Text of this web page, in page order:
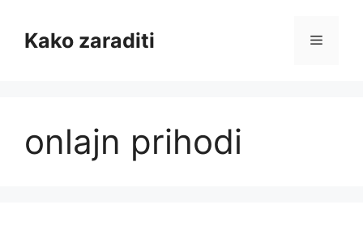
contentKako zaraditi Menu
onlajn prihodi